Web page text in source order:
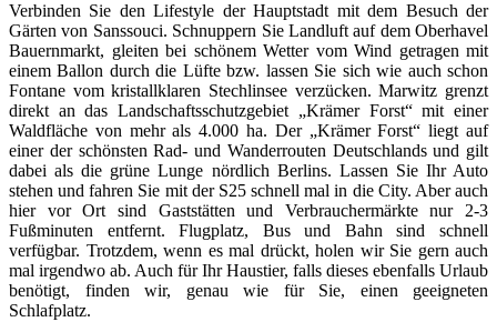
Verbinden Sie den Lifestyle der Hauptstadt mit dem Besuch der
Gärten von Sanssouci. Schnuppern Sie Landluft auf dem Oberhavel
Bauernmarkt, gleiten bei schönem Wetter vom Wind getragen mit
einem Ballon durch die Lüfte bzw. lassen Sie sich wie auch schon
Fontane vom kristallklaren Stechlinsee verzücken. Marwitz grenzt
direkt an das Landschaftsschutzgebiet „Krämer Forst“ mit einer
Waldfläche von mehr als 4.000 ha. Der „Krämer Forst“ liegt auf
einer der schönsten Rad- und Wanderrouten Deutschlands und gilt
dabei als die grüne Lunge nördlich Berlins. Lassen Sie Ihr Auto
stehen und fahren Sie mit der S25 schnell mal in die City. Aber auch
hier vor Ort sind Gaststätten und Verbrauchermärkte nur 2-3
Fußminuten entfernt. Flugplatz, Bus und Bahn sind schnell
verfügbar. Trotzdem, wenn es mal drückt, holen wir Sie gern auch
mal irgendwo ab. Auch für Ihr Haustier, falls dieses ebenfalls Urlaub
benötigt, finden wir, genau wie für Sie, einen geeigneten
Schlafplatz.